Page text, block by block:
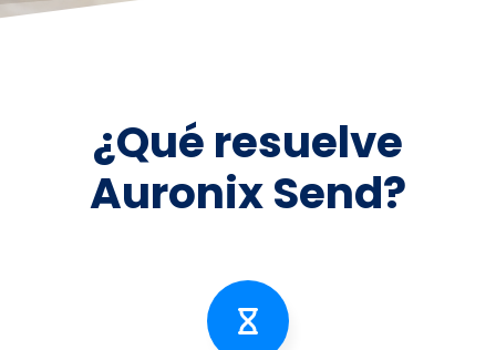
¿Qué resuelve
Auronix Send?